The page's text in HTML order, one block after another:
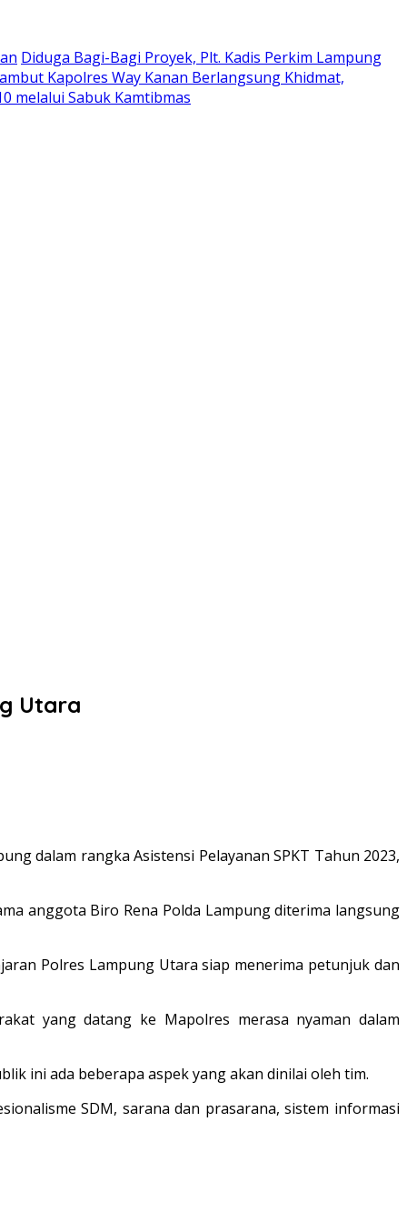
Diduga Bagi-Bagi Proyek, Plt. Kadis Perkim Lampung
Kapolres Way Kanan Berlangsung Khidmat,
melalui Sabuk Kamtibmas
Utara
dalam rangka Asistensi Pelayanan SPKT Tahun 2023,
anggota Biro Rena Polda Lampung diterima langsung
Polres Lampung Utara siap menerima petunjuk dan
yang datang ke Mapolres merasa nyaman dalam
ini ada beberapa aspek yang akan dinilai oleh tim.
SDM, sarana dan prasarana, sistem informasi